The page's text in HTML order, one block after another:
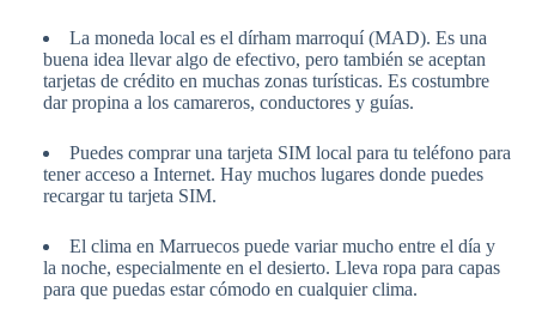
La moneda local es el dírham marroquí (MAD). Es una
buena idea llevar algo de efectivo, pero también se aceptan
tarjetas de crédito en muchas zonas turísticas. Es costumbre
dar propina a los camareros, conductores y guías.
Puedes comprar una tarjeta SIM local para tu teléfono para
tener acceso a Internet. Hay muchos lugares donde puedes
recargar tu tarjeta SIM.
El clima en Marruecos puede variar mucho entre el día y
la noche, especialmente en el desierto. Lleva ropa para capas
para que puedas estar cómodo en cualquier clima.